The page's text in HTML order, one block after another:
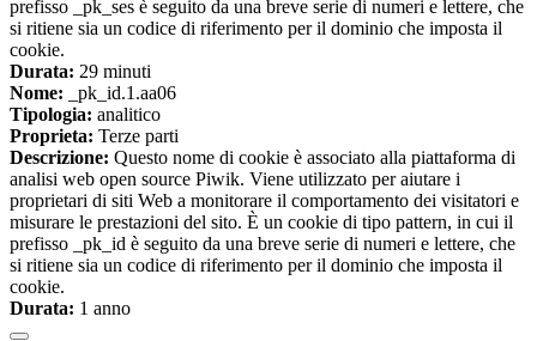
prefisso _pk_ses è seguito da una breve serie di numeri e lettere, che
si ritiene sia un codice di riferimento per il dominio che imposta il
cookie.
Durata: 29 minuti
Nome: _pk_id.1.aa06
Tipologia: analitico
Proprieta: Terze parti
Descrizione: Questo nome di cookie è associato alla piattaforma di
analisi web open source Piwik. Viene utilizzato per aiutare i
proprietari di siti Web a monitorare il comportamento dei visitatori e
misurare le prestazioni del sito. È un cookie di tipo pattern, in cui il
prefisso _pk_id è seguito da una breve serie di numeri e lettere, che
si ritiene sia un codice di riferimento per il dominio che imposta il
cookie.
Durata: 1 anno